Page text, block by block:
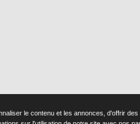
le contenu et les annonces, d'offrir